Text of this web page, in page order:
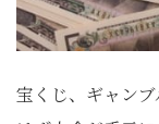
宝くじ、ギャン